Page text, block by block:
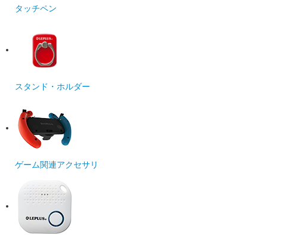
タッチペン
スタンド・ホルダー
ゲーム関連アクセサリ